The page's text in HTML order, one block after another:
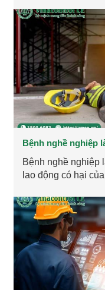
Bệnh nghề nghiệp
Bệnh nghề nghiệp
lao động có hại